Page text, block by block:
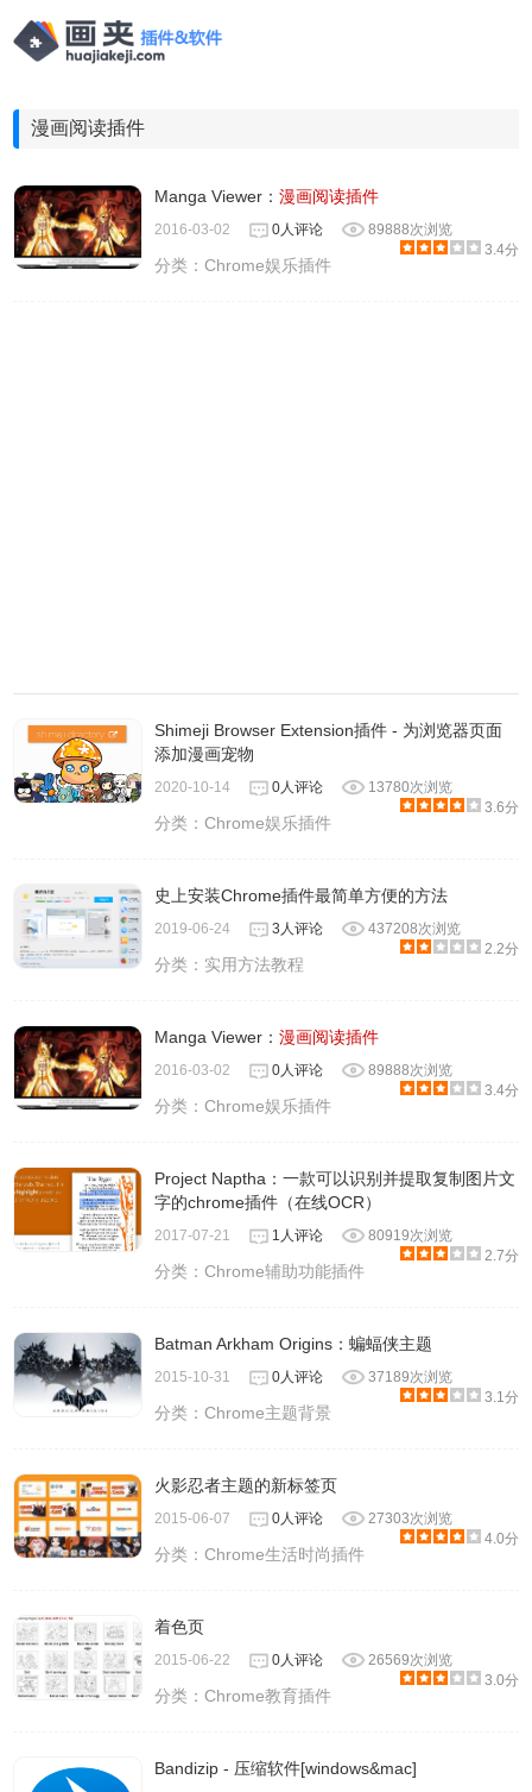
漫画阅读插件
Manga Viewer：漫画阅读插件
2016-03-02 0人评论
89888次浏览
3.4分
分类：Chrome娱乐插件
Shimeji Browser Extension插件 - 为浏览器页面
添加漫画宠物
2020-10-14 0人评论
13780次浏览
3.6分
分类：Chrome娱乐插件
史上安装Chrome插件最简单方便的方法
2019-06-24 3人评论
437208次浏览
2.2分
分类： 实用方法教程
Manga Viewer：漫画阅读插件
2016-03-02 0人评论
89888次浏览
3.4分
分类：Chrome娱乐插件
Project Naptha：一款可以识别并提取复制图片文
字的chrome插件（在线OCR）
2017-07-21 1人评论
80919次浏览
2.7分
分类：Chrome辅助功能插件
Batman Arkham Origins：蝙蝠侠主题
2015-10-31 0人评论
37189次浏览
3.1分
分类：Chrome主题背景
火影忍者主题的新标签页
2015-06-07 0人评论
27303次浏览
4.0分
分类：Chrome生活时尚插件
着色页
2015-06-22 0人评论
26569次浏览
3.0分
分类：Chrome教育插件
Bandizip - 压缩软件[windows&mac]